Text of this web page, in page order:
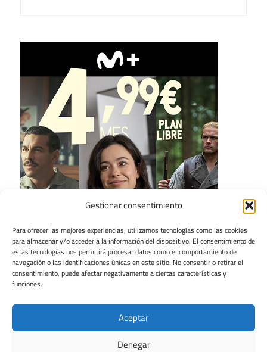
Gestionar consentimiento
Para ofrecer las mejores experiencias, utilizamos tecnologías como las cookies
para almacenar y/o acceder a la información del dispositivo. El consentimiento de
estas tecnologías nos permitirá procesar datos como el comportamiento de
navegación o las identificaciones únicas en este sitio. No consentir o retirar el
consentimiento, puede afectar negativamente a ciertas características y
funciones.
Aceptar
Denegar